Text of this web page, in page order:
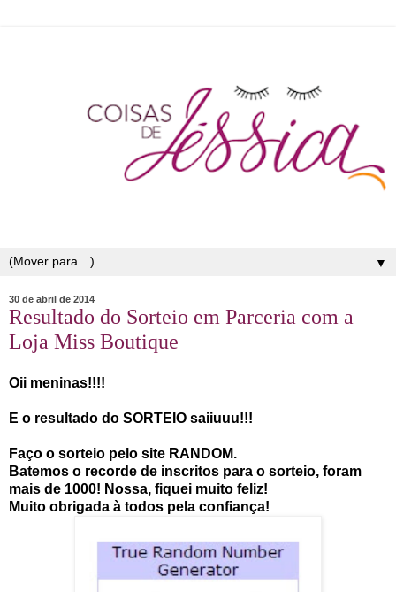
▼
30 de abril de 2014
Resultado do Sorteio em Parceria com a
Loja Miss Boutique
Oii meninas!!!!
E o resultado do SORTEIO saiiuuu!!!
Faço o sorteio pelo site RANDOM.
Batemos o recorde de inscritos para o sorteio, foram
mais de 1000! Nossa, fiquei muito feliz!
Muito obrigada à todos pela confiança!